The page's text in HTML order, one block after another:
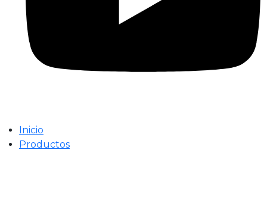
Inicio
Productos